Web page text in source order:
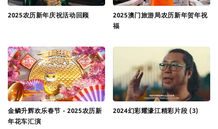
2025农历新年庆祝活动回顾
2025澳门旅游局农历新年贺年祝
福
金鳞升辉欢乐春节 - 2025农历新
年花车汇演
2024幻彩耀濠江精彩片段 (3)